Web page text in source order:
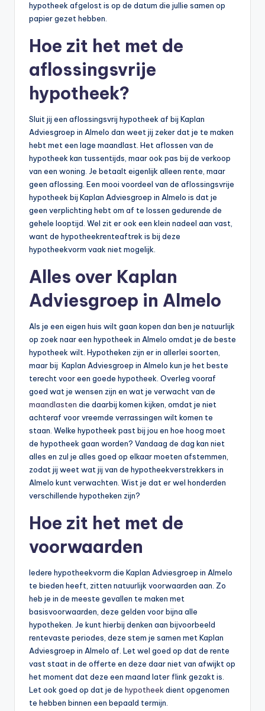
hypotheek afgelost is op de datum die jullie samen op
papier gezet hebben.
Hoe zit het met de
aflossingsvrije
hypotheek?
Sluit jij een aflossingsvrij hypotheek af bij Kaplan
Adviesgroep in Almelo dan weet jij zeker dat je te maken
hebt met een lage maandlast. Het aflossen van de
hypotheek kan tussentijds, maar ook pas bij de verkoop
van een woning. Je betaalt eigenlijk alleen rente, maar
geen aflossing. Een mooi voordeel van de aflossingsvrije
hypotheek bij Kaplan Adviesgroep in Almelo is dat je
geen verplichting hebt om af te lossen gedurende de
gehele looptijd. Wel zit er ook een klein nadeel aan vast,
want de hypotheekrenteaftrek is bij deze
hypotheekvorm vaak niet mogelijk.
Alles over Kaplan
Adviesgroep in Almelo
Als je een eigen huis wilt gaan kopen dan ben je natuurlijk
op zoek naar een hypotheek in Almelo omdat je de beste
hypotheek wilt. Hypotheken zijn er in allerlei soorten,
maar bij Kaplan Adviesgroep in Almelo kun je het beste
terecht voor een goede hypotheek. Overleg vooraf
goed wat je wensen zijn en wat je verwacht van de
maandlasten die daarbij komen kijken, omdat je niet
achteraf voor vreemde verrassingen wilt komen te
staan. Welke hypotheek past bij jou en hoe hoog moet
de hypotheek gaan worden? Vandaag de dag kan niet
alles en zul je alles goed op elkaar moeten afstemmen,
zodat jij weet wat jij van de hypotheekverstrekkers in
Almelo kunt verwachten. Wist je dat er wel honderden
verschillende hypotheken zijn?
Hoe zit het met de
voorwaarden
Iedere hypotheekvorm die Kaplan Adviesgroep in Almelo
te bieden heeft, zitten natuurlijk voorwaarden aan. Zo
heb je in de meeste gevallen te maken met
basisvoorwaarden, deze gelden voor bijna alle
hypotheken. Je kunt hierbij denken aan bijvoorbeeld
rentevaste periodes, deze stem je samen met Kaplan
Adviesgroep in Almelo af. Let wel goed op dat de rente
vast staat in de offerte en deze daar niet van afwijkt op
het moment dat deze een maand later flink gezakt is.
Let ook goed op dat je de hypotheek dient opgenomen
te hebben binnen een bepaald termijn.